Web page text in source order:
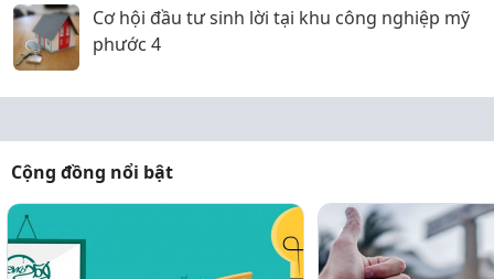
Cơ hội đầu tư sinh lời tại khu công nghiệp mỹ
phước 4
Cộng đồng nổi bật